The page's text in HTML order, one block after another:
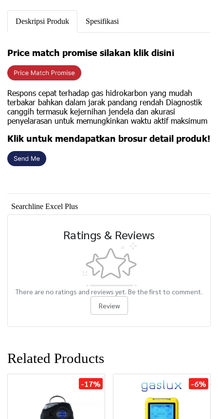
Deskripsi Produk Spesifikasi
Price match promise silakan klik disini
Respons cepat terhadap gas hidrokarbon yang mudah
terbakar bahkan dalam jarak pandang rendah Diagnostik
canggih termasuk kejernihan jendela dan akurasi
penyelarasan untuk memungkinkan waktu aktif maksimum
Klik untuk mendapatkan brosur detail produk!
Searchline Excel Plus
Ratings & Reviews
There are no ratings and reviews yet. Be the first to comment.
Review
Related Products
-17% -6%